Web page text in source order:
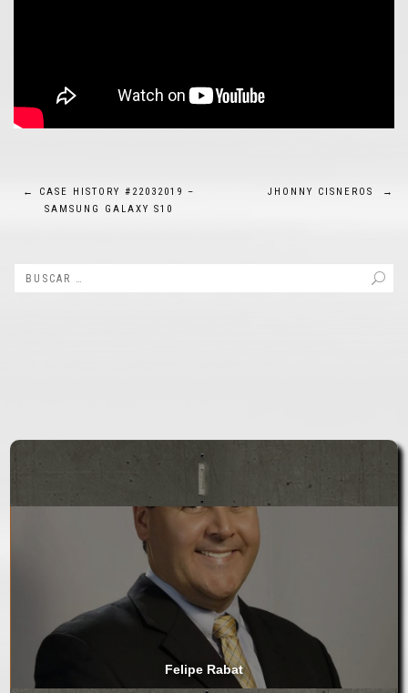
Navegación
←
CASE HISTORY #22032019 –
SAMSUNG GALAXY S10
JHONNY CISNEROS →
Felipe Rabat